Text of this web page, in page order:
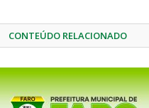
CONTEÚDO RELACIONADO